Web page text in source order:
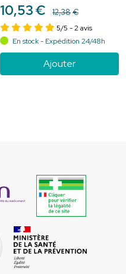
10,53€ 12,38€
5/5 - 2 avis
En stock - Expédition 24/48h
Ajouter